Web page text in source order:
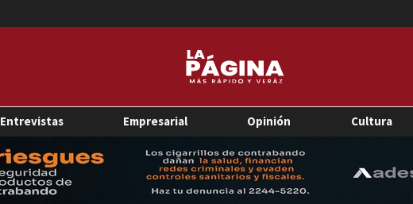
Entrevistas Empresarial Opinión Cultura